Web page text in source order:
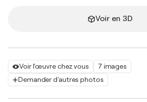
Voir l'œuvre chez vous
7 images
Demander d'autres photos
Voir en 3D